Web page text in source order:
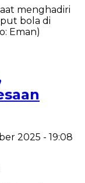
2025 - 19:08